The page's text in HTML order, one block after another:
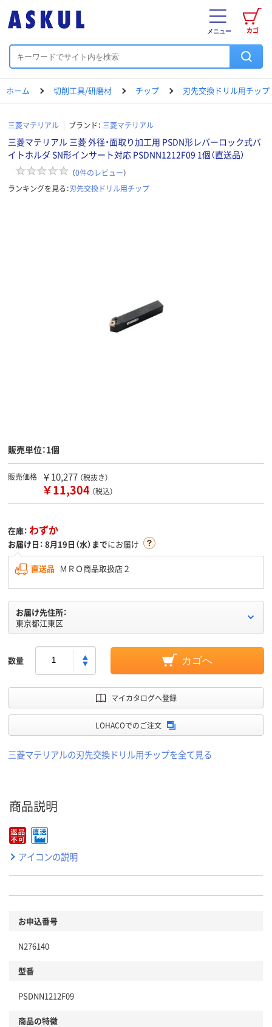
カゴ
メニュー
ホーム 切削工具/研磨材 チップ 刃先交換ドリル用チップ
三菱マテリアル ブランド： 三菱マテリアル
三菱マテリアル 三菱 外径・面取り加工用 PSDN形レバーロック式バ
イトホルダ SN形インサート対応 PSDNN1212F09 1個（直送品）
（0件のレビュー）
ランキングを見る：刃先交換ドリル用チップ
販売単位：1個
販売価格 ￥10,277 （税抜き）
￥11,304 （税込）
在庫： わずか
お届け日： 8月19日（水）までにお届け
直送品 ＭＲＯ商品取扱店２
お届け先住所：
東京都江東区
数量 カゴへ
マイカタログへ登録
LOHACOでのご注文
三菱マテリアルの刃先交換ドリル用チップを全て見る
商品説明
アイコンの説明
お申込番号
N276140
型番
PSDNN1212F09
商品の特徴